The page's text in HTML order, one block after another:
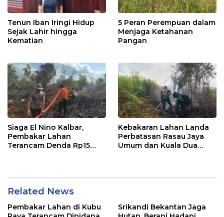
Tenun Iban Iringi Hidup
Sejak Lahir hingga
Kematian
5 Peran Perempuan dalam
Menjaga Ketahanan
Pangan
Siaga El Nino Kalbar,
Pembakar Lahan
Terancam Denda Rp15
Kebakaran Lahan Landa
Perbatasan Rasau Jaya
Umum dan Kuala Dua
Related News
Pembakar Lahan di Kubu
Srikandi Bekantan Jaga